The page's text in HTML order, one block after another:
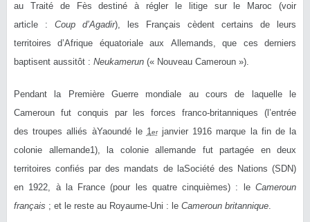
au Traité de Fès destiné à régler le litige sur le Maroc (voir
article : Coup d’Agadir), les Français cèdent certains de leurs
territoires d’Afrique équatoriale aux Allemands, que ces derniers
baptisent aussitôt : Neukamerun (« Nouveau Cameroun »).
Pendant la Première Guerre mondiale au cours de laquelle le
Cameroun fut conquis par les forces franco-britanniques (l’entrée
des troupes alliés àYaoundé le 1erjanvier 1916 marque la fin de la
colonie allemande1), la colonie allemande fut partagée en deux
territoires confiés par des mandats de laSociété des Nations (SDN)
en 1922, à la France (pour les quatre cinquièmes) : le Cameroun
français ; et le reste au Royaume-Uni : le Cameroun britannique.